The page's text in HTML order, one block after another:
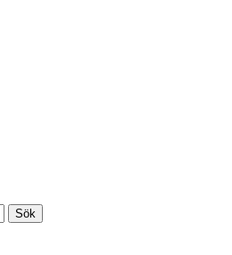
Sök